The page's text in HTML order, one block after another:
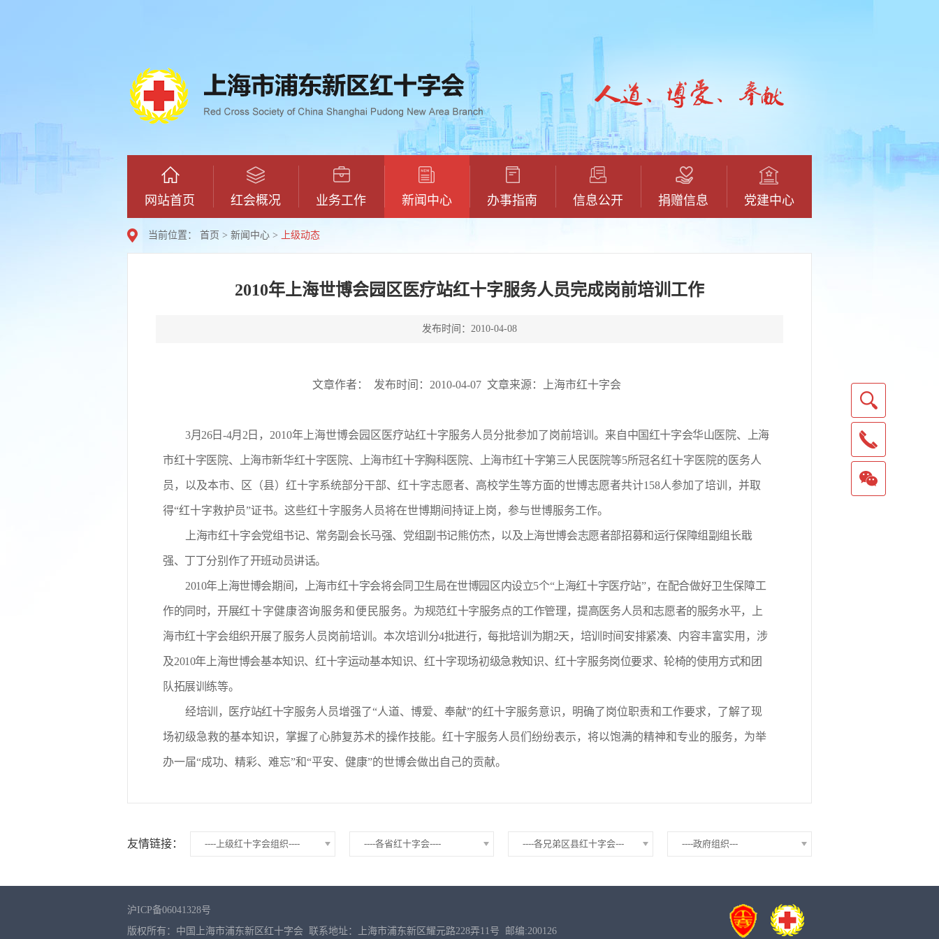
网站首页 红会概况 业务工作 新闻中心 办事指南 信息公开 捐赠信息 党建中心
当前位置： 首页 > 新闻中心 > 上级动态
2010年上海世博会园区医疗站红十字服务人员完成岗前培训工作
发布时间：2010-04-08
文章作者： 发布时间：2010-04-07 文章来源：上海市红十字会
3月26日-4月2日， 2010年上海世博会园区医疗站红十字服务人员分批参加了岗前培训。来自中国红十字会华山医院、 上海
市红十字医院、 上海市新华红十字医院、 上海市红十字胸科医院、 上海市红十字第三人民医院等5所冠名红十字医院的医务人
员，以及本市、区（县）红十字系统部分干部、红十字志愿者、高校学生等方面的世博志愿者共计158人参加了培训，并取
得“红十字救护员”证书。这些红十字服务人员将在世博期间持证上岗，参与世博服务工作。
上海市红十字会党组书记、常务副会长马强、党组副书记熊仿杰，以及上海世博会志愿者部招募和运行保障组副组长戢
强、丁丁分别作了开班动员讲话。
2010年上海世博会期间，上海市红十字会将会同卫生局在世博园区内设立5个“上海红十字医疗站”，在配合做好卫生保障工
作的同时，开展红十字健康咨询服务和便民服务。 为规范红十字服务点的工作管理，提高医务人员和志愿者的服务水平，上
海市红十字会组织开展了服务人员岗前培训。本次培训 分4批进行，每批培训为期2天，培训时间安排紧凑、 内容丰富实用，涉
及2010年上海世博会基本知识、红十字运动基本知识、红十字现场初级急救知识、红十字服务岗位要求、轮椅的使用方式和团
队拓展训练等。
经培训，医疗站红十字服务人员增强了“人道、博爱、奉献”的红十字服务意识，明确了岗位职责和工作要求，了解了现
场初级急救的基本知识，掌握了心肺复苏术的操作技能。红十字服务人员们纷纷表示，将以饱满的精神和专业的服务，为举
办一届“成功、精彩、难忘”和“平安、健康”的世博会做出自己的贡献。
友情链接： ----上级红十字会组织---- ----各省红十字会---- ----各兄弟区县红十字会--- ----政府组织---
沪ICP备06041328号
版权所有：中国上海市浦东新区红十字会 联系地址：上海市浦东新区耀元路228弄11号 邮编:200126